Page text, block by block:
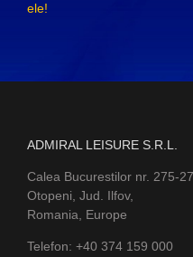
ele!
ADMIRAL LEISURE S.R.L.
Calea Bucurestilor nr. 275-
Otopeni, Jud. Ilfov,
Romania, Europe
Telefon: +40 374 159 000